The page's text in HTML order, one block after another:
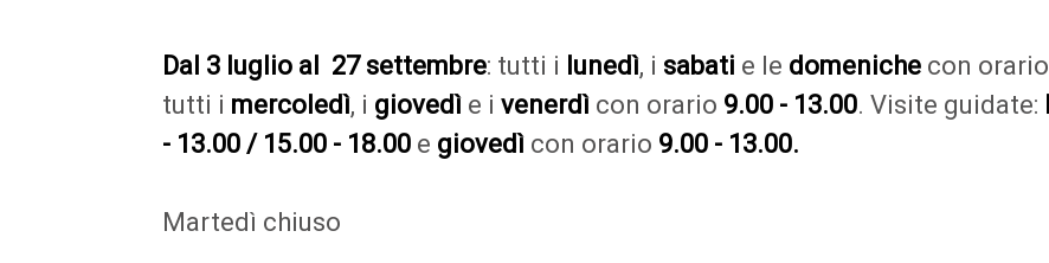
Dal 3 luglio al 27 settembre: tutti i lunedì, i sabati e le domeniche con orario
tutti i mercoledì, i giovedì e i venerdì con orario 9.00 - 13.00. Visite guidate:
- 13.00 / 15.00 - 18.00 e giovedì con orario 9.00 - 13.00.
Martedì chiuso